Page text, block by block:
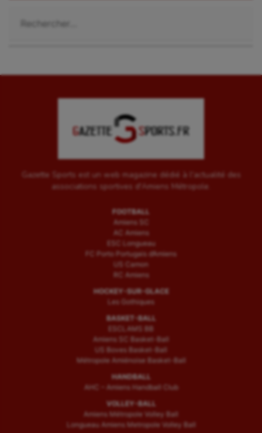
Gazette Sports est un web magazine dédié à l'actualité des
associations sportives d'Amiens Métropole.
FOOTBALL
Amiens SC
AC Amiens
ESC Longueau
FC Porto Portugais d’Amiens
US Camon
RC Amiens
HOCKEY-SUR-GLACE
Les Gothiques
BASKET-BALL
ESCLAMS BB
Amiens SC Basket-Ball
US Boves Basket-Ball
Métropole Amiénoise Basket-Ball
HANDBALL
AHC – Amiens Handball Club
VOLLEY-BALL
Amiens Métropole Volley Ball
Longueau Amiens Metropole Volley Ball